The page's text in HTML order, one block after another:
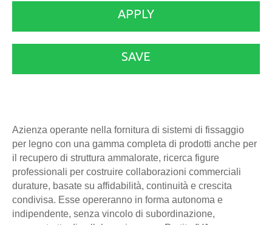
APPLY
SAVE
Azienza operante nella fornitura di sistemi di fissaggio
per legno con una gamma completa di prodotti anche per
il recupero di struttura ammalorate, ricerca figure
professionali per costruire collaborazioni commerciali
durature, basate su affidabilità, continuità e crescita
condivisa. Esse opereranno in forma autonoma e
indipendente, senza vincolo di subordinazione,